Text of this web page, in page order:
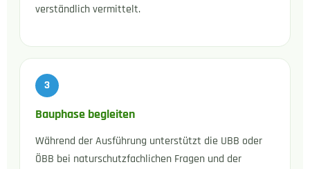
verständlich vermittelt.
Bauphase begleiten
Während der Ausführung unterstützt die UBB oder
ÖBB bei naturschutzfachlichen Fragen und der